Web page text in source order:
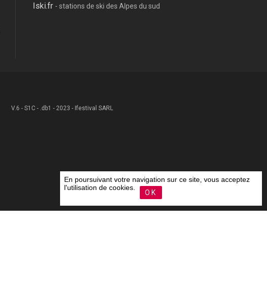
Iski.fr - stations de ski des Alpes du sud
V.6 - S1C - .db1 - 2023 - Ifestival SARL
En poursuivant votre navigation sur ce site, vous acceptez
l'utilisation de cookies.
OK